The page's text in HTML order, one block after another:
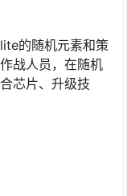
的随机元素和策
战人员，在随机
芯片、升级技